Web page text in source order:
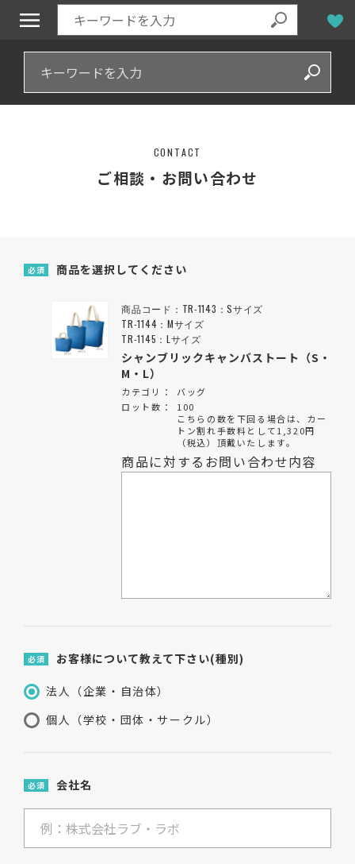
CONTACT
ご相談・お問い合わせ
必須 商品を選択してください
商品コード：TR-1143：Sサイズ
TR-1144：Mサイズ
TR-1145：Lサイズ
シャンブリックキャンバストート（S・
M・L）
カテゴリ：
バッグ
ロット数：
100
こちらの数を下回る場合は、カー
トン割れ手数料として1,320円
（税込）頂戴いたします。
商品に対するお問い合わせ内容
必須 お客様について教えて下さい(種別)
法人（企業・自治体）
個人（学校・団体・サークル）
必須 会社名